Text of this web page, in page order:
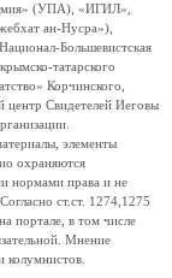
(УПА), «ИГИЛ»,
ан-Нусра»),
Большевистская
татарского
Корчинского,
центр Свидетелей Иеговы
элементы
охраняются
нормами права и не
ст.ст. 1274,1275
портале, в том числе
Мнение
колумнистов.